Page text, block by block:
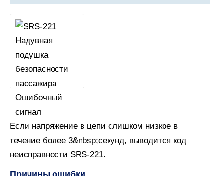
Если напряжение в цепи слишком низкое в
течение более 3&nbsp;секунд, выводится код
неисправности SRS-221.
Причины ошибки